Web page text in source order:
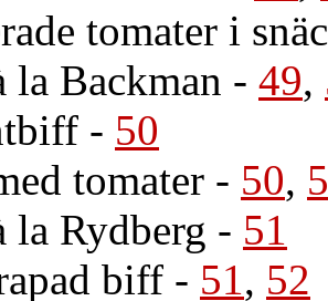
tomater i
Backman - 49,
- 50
tomater - 50,
Rydberg - 51
biff - 51, 52